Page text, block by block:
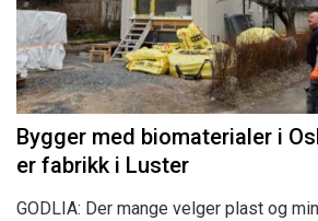
Bygger med biomaterialer i
er fabrikk i Luster
GODLIA: Der mange velger plast og